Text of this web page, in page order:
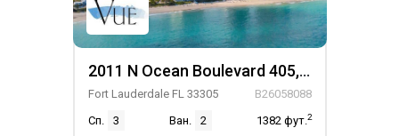
2011 N Ocean Boulevard 405, Unit 405
Fort Lauderdale FL 33305
B26058088
Сп.
3 Ван. 2 1382 фут.2